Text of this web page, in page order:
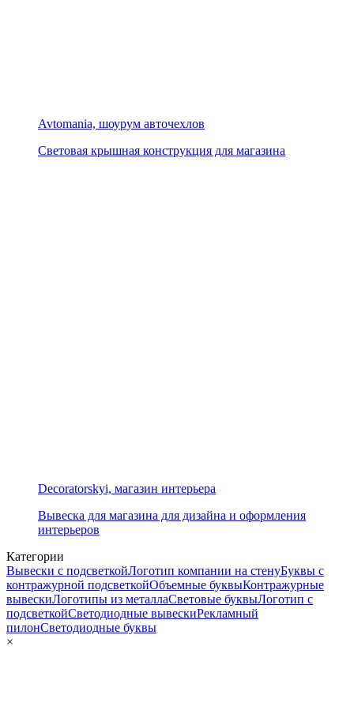
Avtomania, шоурум авточехлов
Световая крышная конструкция для магазина
Decoratorskyi, магазин интерьера
Вывеска для магазина для дизайна и оформления
интерьеров
Категории
Вывески с подсветкойЛоготип компании на стенуБуквы с
контражурной подсветкойОбъемные буквыКонтражурные
вывескиЛоготипы из металлаСветовые буквыЛоготип с
подсветкойСветодиодные вывескиРекламный
пилонСветодиодные буквы
×